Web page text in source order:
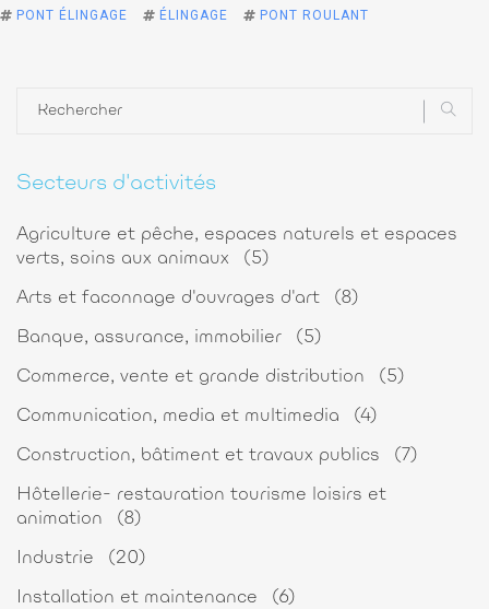
PONT ÉLINGAGE
ÉLINGAGE PONT ROULANT
Secteurs d'activités
Agriculture et pêche, espaces naturels et espaces
verts, soins aux animaux
(5)
Arts et faconnage d'ouvrages d'art (8)
Banque, assurance, immobilier (5)
Commerce, vente et grande distribution (5)
Communication, media et multimedia (4)
Construction, bâtiment et travaux publics (7)
Hôtellerie- restauration tourisme loisirs et
animation
(8)
Industrie (20)
Installation et maintenance (6)